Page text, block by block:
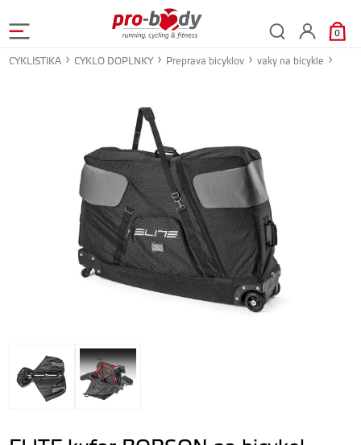
0
CYKLISTIKA CYKLO DOPLNKY Preprava bicyklov vaky na bicykle